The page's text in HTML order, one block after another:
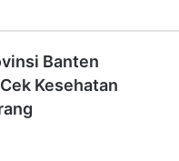
Banten
Kesehatan